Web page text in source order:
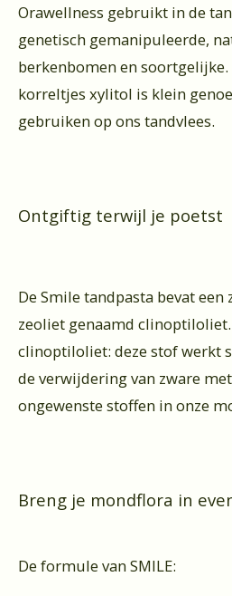
Orawellness gebruikt in de
genetisch gemanipuleerde,
berkenbomen en
korreltjes xylitol is klein
gebruiken op ons tandvlees.
Ontgiftig terwijl je poetst
De Smile tandpasta bevat
zeoliet genaamd
clinoptiloliet: deze stof werkt
de verwijdering van zware
ongewenste stoffen in onze
Breng je mondflora in
De formule van SMILE: